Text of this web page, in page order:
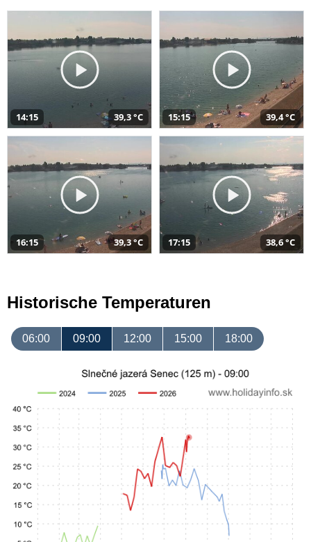
14:15 39,3 °C 15:15 39,4 °C
16:15 39,3 °C 17:15 38,6 °C
Historische Temperaturen
06:00 09:00 12:00 15:00 18:00